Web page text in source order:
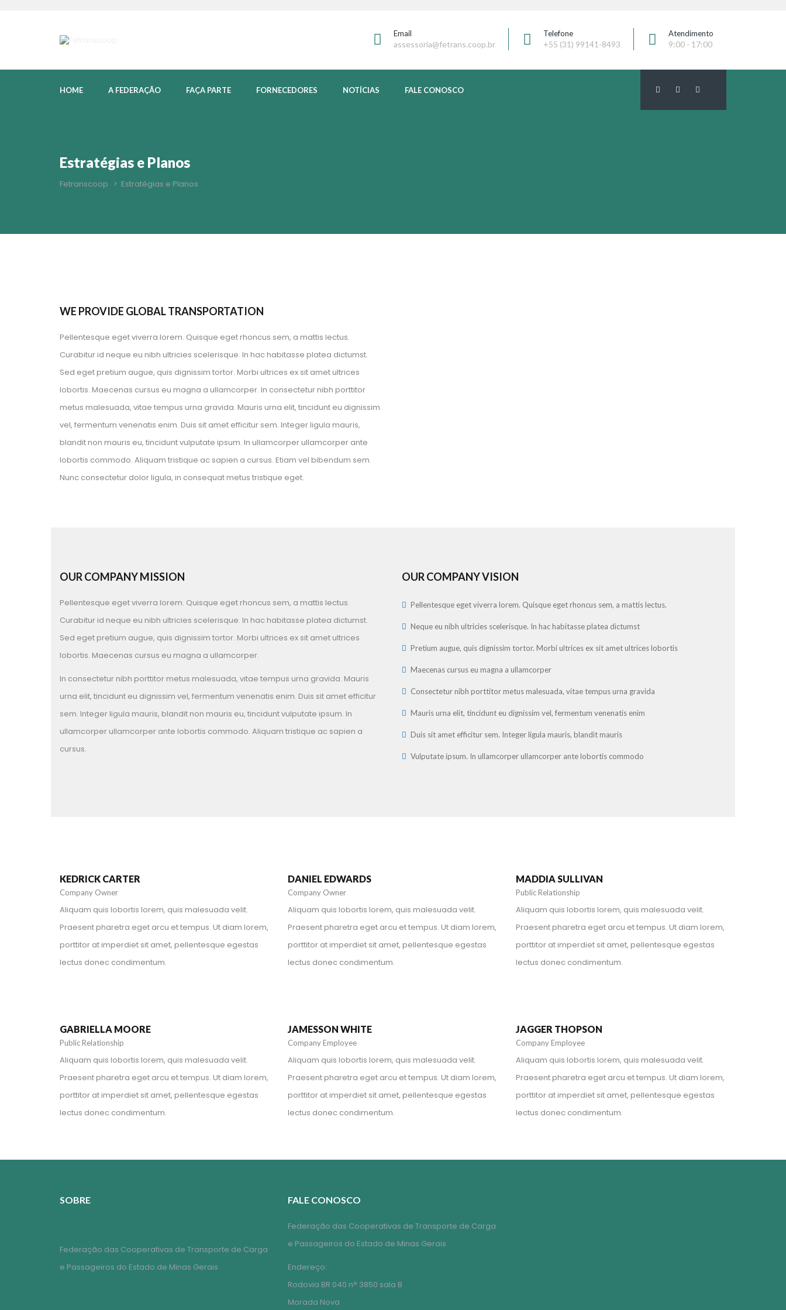
Email
assessoria@fetrans.coop.br
Telefone
+55 (31) 99141-8493
Atendimento
9:00 - 17:00
HOME A FEDERAÇÃO FAÇA PARTE FORNECEDORES NOTÍCIAS FALE CONOSCO
Estratégias e Planos
Fetranscoop > Estratégias e Planos
WE PROVIDE GLOBAL TRANSPORTATION
Pellentesque eget viverra lorem. Quisque eget rhoncus sem, a mattis lectus.
Curabitur id neque eu nibh ultricies scelerisque. In hac habitasse platea dictumst.
Sed eget pretium augue, quis dignissim tortor. Morbi ultrices ex sit amet ultrices
lobortis. Maecenas cursus eu magna a ullamcorper. In consectetur nibh porttitor
metus malesuada, vitae tempus urna gravida. Mauris urna elit, tincidunt eu dignissim
vel, fermentum venenatis enim. Duis sit amet efficitur sem. Integer ligula mauris,
blandit non mauris eu, tincidunt vulputate ipsum. In ullamcorper ullamcorper ante
lobortis commodo. Aliquam tristique ac sapien a cursus. Etiam vel bibendum sem.
Nunc consectetur dolor ligula, in consequat metus tristique eget.
OUR COMPANY MISSION
Pellentesque eget viverra lorem. Quisque eget rhoncus sem, a mattis lectus.
Curabitur id neque eu nibh ultricies scelerisque. In hac habitasse platea dictumst.
Sed eget pretium augue, quis dignissim tortor. Morbi ultrices ex sit amet ultrices
lobortis. Maecenas cursus eu magna a ullamcorper.
In consectetur nibh porttitor metus malesuada, vitae tempus urna gravida. Mauris
urna elit, tincidunt eu dignissim vel, fermentum venenatis enim. Duis sit amet efficitur
sem. Integer ligula mauris, blandit non mauris eu, tincidunt vulputate ipsum. In
ullamcorper ullamcorper ante lobortis commodo. Aliquam tristique ac sapien a
cursus.
OUR COMPANY VISION
Pellentesque eget viverra lorem. Quisque eget rhoncus sem, a mattis lectus.
Neque eu nibh ultricies scelerisque. In hac habitasse platea dictumst
Pretium augue, quis dignissim tortor. Morbi ultrices ex sit amet ultrices lobortis
Maecenas cursus eu magna a ullamcorper
Consectetur nibh porttitor metus malesuada, vitae tempus urna gravida
Mauris urna elit, tincidunt eu dignissim vel, fermentum venenatis enim
Duis sit amet efficitur sem. Integer ligula mauris, blandit mauris
Vulputate ipsum. In ullamcorper ullamcorper ante lobortis commodo
KEDRICK CARTER
Company Owner
Aliquam quis lobortis lorem, quis malesuada velit.
Praesent pharetra eget arcu et tempus. Ut diam lorem,
porttitor at imperdiet sit amet, pellentesque egestas
lectus donec condimentum.
DANIEL EDWARDS
Company Owner
Aliquam quis lobortis lorem, quis malesuada velit.
Praesent pharetra eget arcu et tempus. Ut diam lorem,
porttitor at imperdiet sit amet, pellentesque egestas
lectus donec condimentum.
MADDIA SULLIVAN
Public Relationship
Aliquam quis lobortis lorem, quis malesuada velit.
Praesent pharetra eget arcu et tempus. Ut diam lorem,
porttitor at imperdiet sit amet, pellentesque egestas
lectus donec condimentum.
GABRIELLA MOORE
Public Relationship
Aliquam quis lobortis lorem, quis malesuada velit.
Praesent pharetra eget arcu et tempus. Ut diam lorem,
porttitor at imperdiet sit amet, pellentesque egestas
lectus donec condimentum.
JAMESSON WHITE
Company Employee
Aliquam quis lobortis lorem, quis malesuada velit.
Praesent pharetra eget arcu et tempus. Ut diam lorem,
porttitor at imperdiet sit amet, pellentesque egestas
lectus donec condimentum.
JAGGER THOPSON
Company Employee
Aliquam quis lobortis lorem, quis malesuada velit.
Praesent pharetra eget arcu et tempus. Ut diam lorem,
porttitor at imperdiet sit amet, pellentesque egestas
lectus donec condimentum.
SOBRE
Federação das Cooperativas de Transporte de Carga
e Passageiros do Estado de Minas Gerais
FALE CONOSCO
Federação das Cooperativas de Transporte de Carga
e Passageiros do Estado de Minas Gerais
Endereço:
Rodovia BR 040 n° 3850 sala B
Morada Nova